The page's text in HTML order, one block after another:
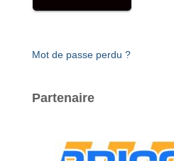
Mot de passe perdu ?
Partenaire